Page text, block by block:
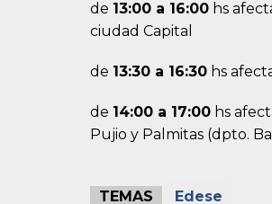
de 13:00 a 16:00 hs
ciudad Capital
de 13:30 a 16:30 hs
de 14:00 a 17:00 hs
Pujio y Palmitas (dpto.
TEMAS Edese